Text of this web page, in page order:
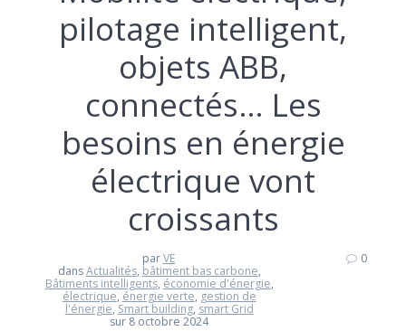
pilotage intelligent,
objets ABB,
connectés… Les
besoins en énergie
électrique vont
croissants
parVE
dansActualités, bâtiment bas carbone,
Bâtiments intelligents, économie d'énergie,
électrique, énergie verte, gestion de
l'énergie, Smart building, smart Grid
sur 8 octobre 2024
0